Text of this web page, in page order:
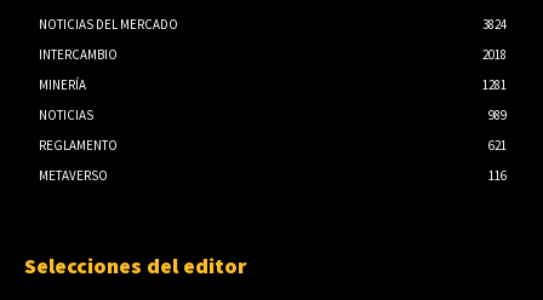
NOTICIAS DEL MERCADO
3824
INTERCAMBIO
2018
MINERÍA
1281
NOTICIAS
989
REGLAMENTO
621
METAVERSO
116
Selecciones del editor